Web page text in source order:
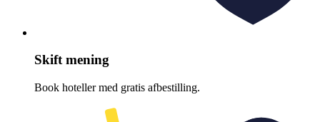
Skift mening
Book hoteller med gratis afbestilling.